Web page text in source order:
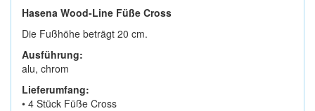
Hasena Wood-Line Füße Cross
Die Fußhöhe beträgt 20 cm.
Ausführung:
alu, chrom
Lieferumfang:
• 4 Stück Füße Cross